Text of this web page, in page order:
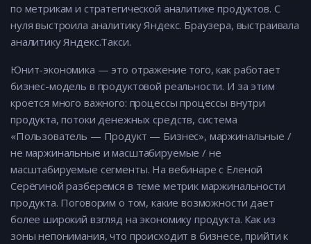
по метрикам и стратегической аналитике продуктов. С
нуля выстроила аналитику Яндекс. Браузера, выстраивала
аналитику Яндекс.Такси.
Юнит-экономика — это отражение того, как работает
бизнес-модель в продуктовой реальности. И за этим
кроется много важного: процессы процессы внутри
продукта, потоки денежных средств, система
«Пользователь — Продукт — Бизнес», маржинальные /
не маржинальные и масштабируемые / не
масштабируемые сегменты. На вебинаре с Еленой
Серёгиной разберемся в теме метрик маржинальности
продукта. Поговорим о том, какие возможности дает
более широкий взгляд на экономику продукта. Как из
зоны непонимания, что происходит в бизнесе, прийти к